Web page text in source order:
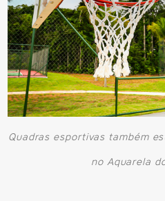
Quadras esportivas também
no Aquarela